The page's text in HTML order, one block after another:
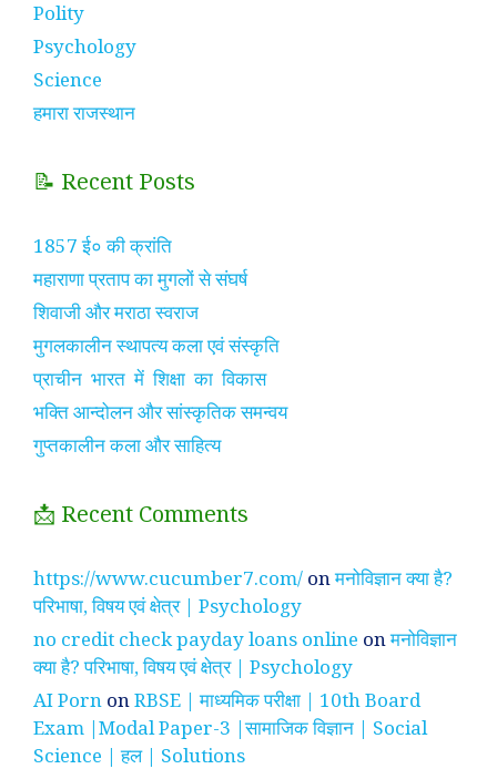
Polity
Psychology
Science
हमारा राजस्थान
📝 Recent Posts
1857 ई० की क्रांति
महाराणा प्रताप का मुगलों से संघर्ष
शिवाजी और मराठा स्वराज
मुगलकालीन स्थापत्य कला एवं संस्कृति
प्राचीन भारत में शिक्षा का विकास
भक्ति आन्दोलन और सांस्कृतिक समन्वय
गुप्तकालीन कला और साहित्य
📩 Recent Comments
https://www.cucumber7.com/ onमनोविज्ञान क्या है?
परिभाषा, विषय एवं क्षेत्र | Psychology
no credit check payday loans online onमनोविज्ञान
क्या है? परिभाषा, विषय एवं क्षेत्र | Psychology
AI Porn onRBSE | माध्यमिक परीक्षा | 10th Board
Exam |Modal Paper-3 |सामाजिक विज्ञान | Social
Science | हल | Solutions